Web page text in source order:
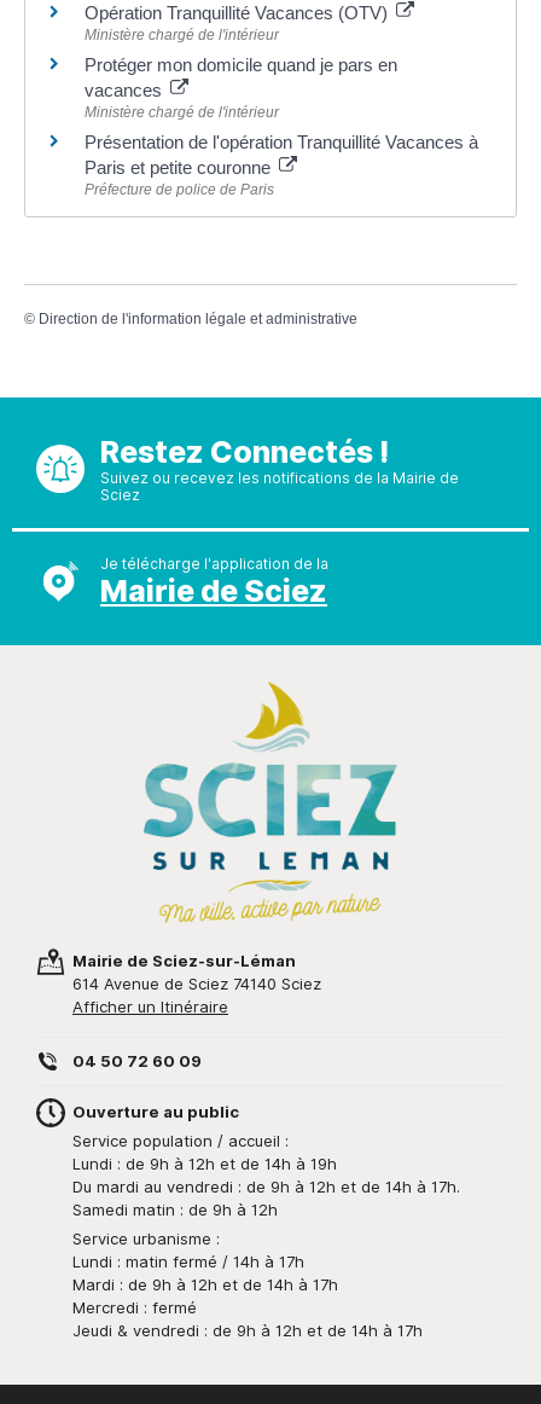
Opération Tranquillité Vacances (OTV)
Ministère chargé de l'intérieur
Protéger mon domicile quand je pars en
vacances
Ministère chargé de l'intérieur
Présentation de l'opération Tranquillité Vacances à
Paris et petite couronne
Préfecture de police de Paris
© Direction de l'information légale et administrative
Restez Connectés !
Suivez ou recevez les notifications de la Mairie de
Sciez
Je télécharge l'application de la
Mairie de Sciez
Mairie de Sciez-sur-Léman
614 Avenue de Sciez 74140 Sciez
Afficher un Itinéraire
04 50 72 60 09
Ouverture au public
Service population / accueil :
Lundi : de 9h à 12h et de 14h à 19h
Du mardi au vendredi : de 9h à 12h et de 14h à 17h.
Samedi matin : de 9h à 12h
Service urbanisme :
Lundi : matin fermé / 14h à 17h
Mardi : de 9h à 12h et de 14h à 17h
Mercredi : fermé
Jeudi & vendredi : de 9h à 12h et de 14h à 17h